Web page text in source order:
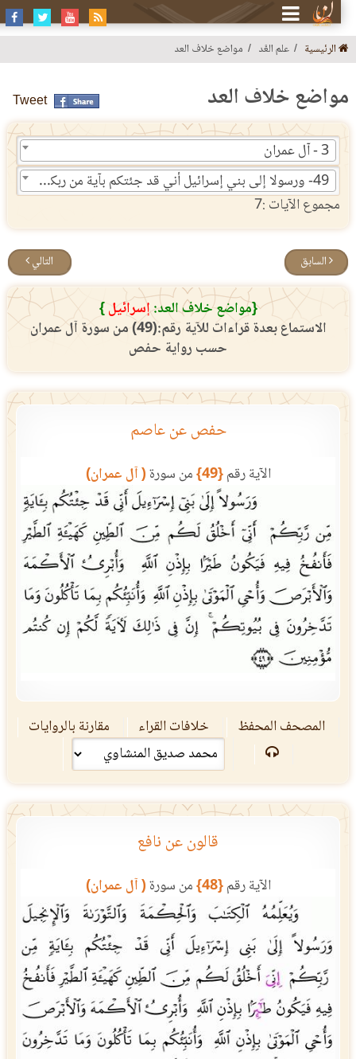
الرئيسية علم العَّد مواضع خلاف العد
خلاف العد Tweet
49- ورسولا إلى بني إسرائيل أني قد جئتكم بآية من ربكم أني أخلق لكم من الطين كهيئة الطير فأنفخ فيه فيكون طيرا بإذن الله وأبرئ الأكمه والأبرص وأحي الموتى بإذن الله وأنبئكم بما تأكلون وما تدخرون في بيوتكم إن في ذلك لآية لكم إن كنتم مؤمنين
مجموع الآيات :7
السابق التالي
{مواضع خلاف العد:إسرائيل}
الاستماع بعدة قراءات للآية رقم:(49) من سورة آل عمران
حسب رواية حفص
حفص عن عاصم
الآية رقم{49} من سورة( آل عمران)
المصحف المحفظ خلافات القراء مقارنة بالروايات
قالون عن نافع
الآية رقم{48} من سورة( آل عمران)